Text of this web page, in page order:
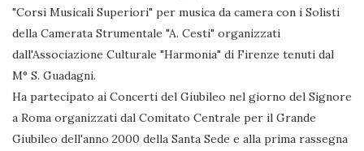
"Corsi Musicali Superiori" per musica da camera con i Solisti
della Camerata Strumentale "A. Cesti" organizzati
dall'Associazione Culturale "Harmonia" di Firenze tenuti dal
M° S. Guadagni.
Ha partecipato ai Concerti del Giubileo nel giorno del Signore
a Roma organizzati dal Comitato Centrale per il Grande
Giubileo dell'anno 2000 della Santa Sede e alla prima rassegna